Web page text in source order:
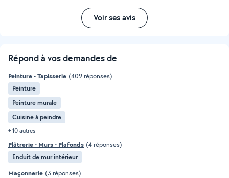
Voir ses avis
Répond à vos demandes de
Peinture - Tapisserie (409 réponses)
Peinture
Peinture murale
Cuisine à peindre
+ 10 autres
Plâtrerie - Murs - Plafonds (4 réponses)
Enduit de mur intérieur
Maçonnerie (3 réponses)